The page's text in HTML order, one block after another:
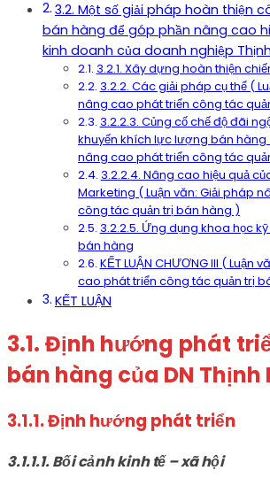
3.2. Một số giải pháp hoàn thiện
bán hàng để góp phần nâng cao
kinh doanh của doanh nghiệp
3.2.1. Xây dựng hoàn thiện
3.2.2. Các giải pháp cụ thể (
nâng cao phát triển công tác
3.2.2.3. Củng cố chế độ đãi
khuyến khích lực lượng bán hàng
nâng cao phát triển công tác
3.2.2.4. Nâng cao hiệu quả
Marketing ( Luận văn: Giải pháp
công tác quản trị bán hàng )
3.2.2.5. Ứng dụng khoa học
bán hàng
KẾT LUẬN CHƯƠNG III ( Luận
cao phát triển công tác quản trị
KẾT LUẬN
3.1. Định hướng phát
bán hàng của DN Thịnh
3.1.1. Định hướng phát triển
3.1.1.1. Bối cảnh kinh tế – xã hội